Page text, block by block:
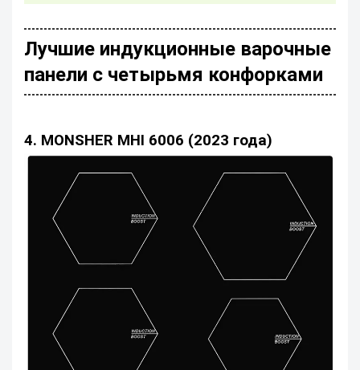
Лучшие индукционные варочные
панели с четырьмя конфорками
4. MONSHER MHI 6006 (2023 года)